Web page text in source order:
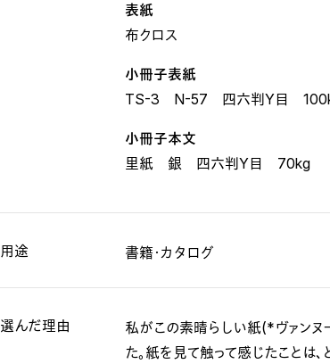
表紙
布クロス
小冊子表紙
TS-3 N-57 四六判Y目
小冊子本文
里紙 銀 四六判Y目 70kg
用途 書籍・カタログ
選んだ理由
私がこの素晴らしい紙(*ヴァン
た。紙を見て触って感じたことは